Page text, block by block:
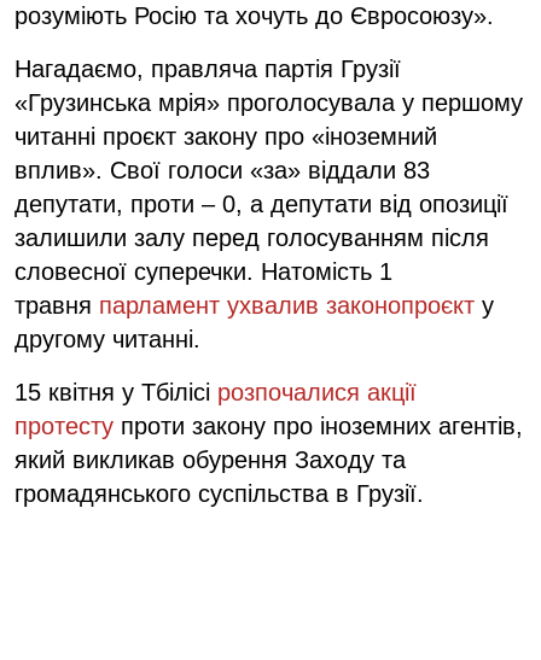
розуміють Росію та хочуть до Євросоюзу».
Нагадаємо, правляча партія Грузії
«Грузинська мрія» проголосувала у першому
читанні проєкт закону про «іноземний
вплив». Свої голоси «за» віддали 83
депутати, проти – 0, а депутати від опозиції
залишили залу перед голосуванням після
словесної суперечки. Натомість 1
травня парламент ухвалив законопроєкт у
другому читанні.
15 квітня у Тбілісі розпочалися акції
протесту проти закону про іноземних агентів,
який викликав обурення Заходу та
громадянського суспільства в Грузії.